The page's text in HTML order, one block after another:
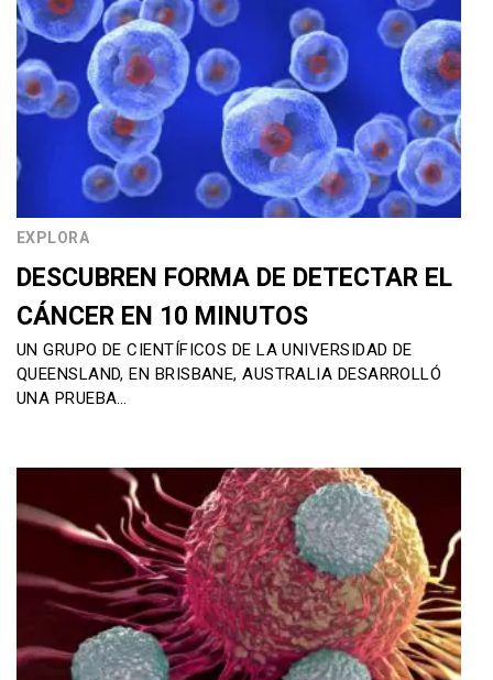
EXPLORA
DESCUBREN FORMA DE DETECTAR EL
CÁNCER EN 10 MINUTOS
UN GRUPO DE CIENTÍFICOS DE LA UNIVERSIDAD DE
QUEENSLAND, EN BRISBANE, AUSTRALIA DESARROLLÓ
UNA PRUEBA…